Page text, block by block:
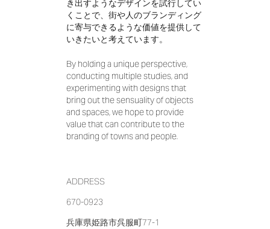
き出すようなデザインを試行してい
くことで、街や人のブランディング
に寄与できるような価値を提供して
いきたいと考えています。
By holding a unique perspective,
conducting multiple studies, and
experimenting with designs that
bring out the sensuality of objects
and spaces, we hope to provide
value that can contribute to the
branding of towns and people.
ADDRESS
670-0923
兵庫県姫路市呉服町77-1